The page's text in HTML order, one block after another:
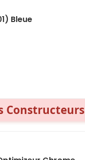
Bleue
Constructeurs